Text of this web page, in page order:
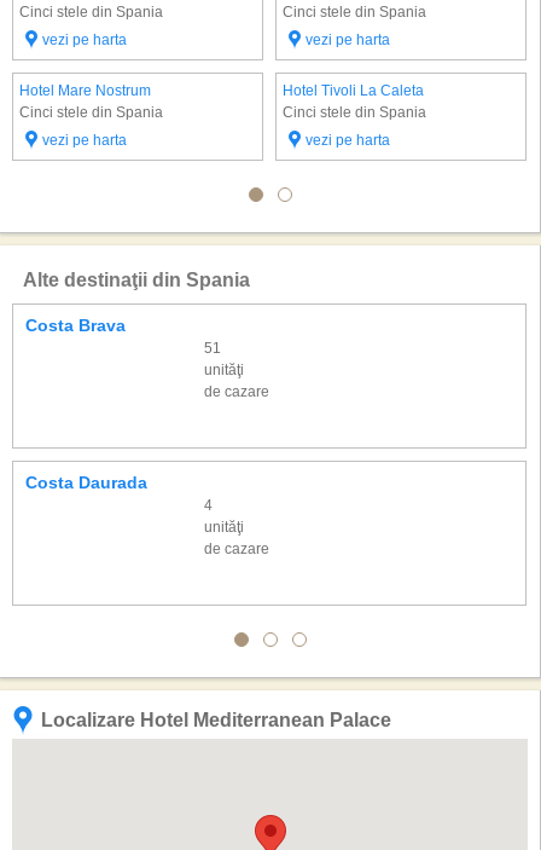
Cinci stele din Spania
vezi pe harta
Cinci stele din Spania
vezi pe harta
Hotel Mare Nostrum
Cinci stele din Spania
vezi pe harta
Hotel Tivoli La Caleta
Cinci stele din Spania
vezi pe harta
Alte destinaţii din Spania
Costa Brava
51
unităţi
de cazare
Costa Daurada
4
unităţi
de cazare
Localizare Hotel Mediterranean Palace